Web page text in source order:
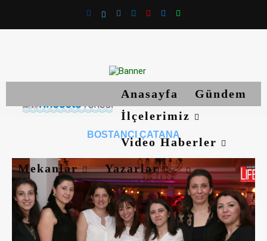
Anasayfa
Gündem
İlçelerimiz
Video Haberler
Mekanlar
Yazarlar
BOSTANCI ÇATANA